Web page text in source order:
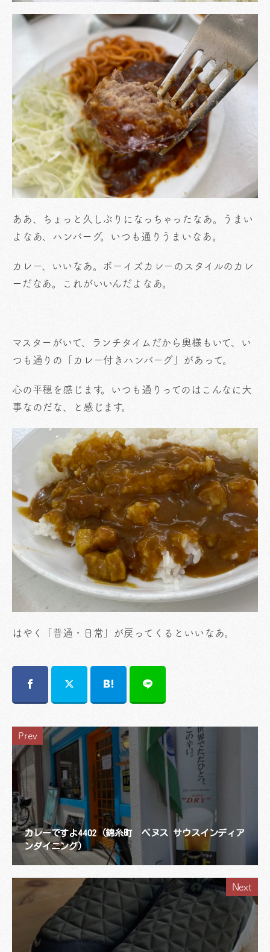
ああ、ちょっと久しぶりになっちゃったなあ。うまい
よなあ、ハンバーグ。いつも通りうまいなあ。
カレー、いいなあ。ボーイズカレーのスタイルのカレ
ーだなあ。これがいいんだよなあ。
マスターがいて、ランチタイムだから奥様もいて、い
つも通りの「カレー付きハンバーグ」があって。
心の平穏を感じます。いつも通りってのはこんなに大
事なのだな、と感じます。
はやく「普通・日常」が戻ってくるといいなあ。
Prev
カレーですよ4402（錦糸町 ベヌス サウスインディア
ンダイニング）
Next